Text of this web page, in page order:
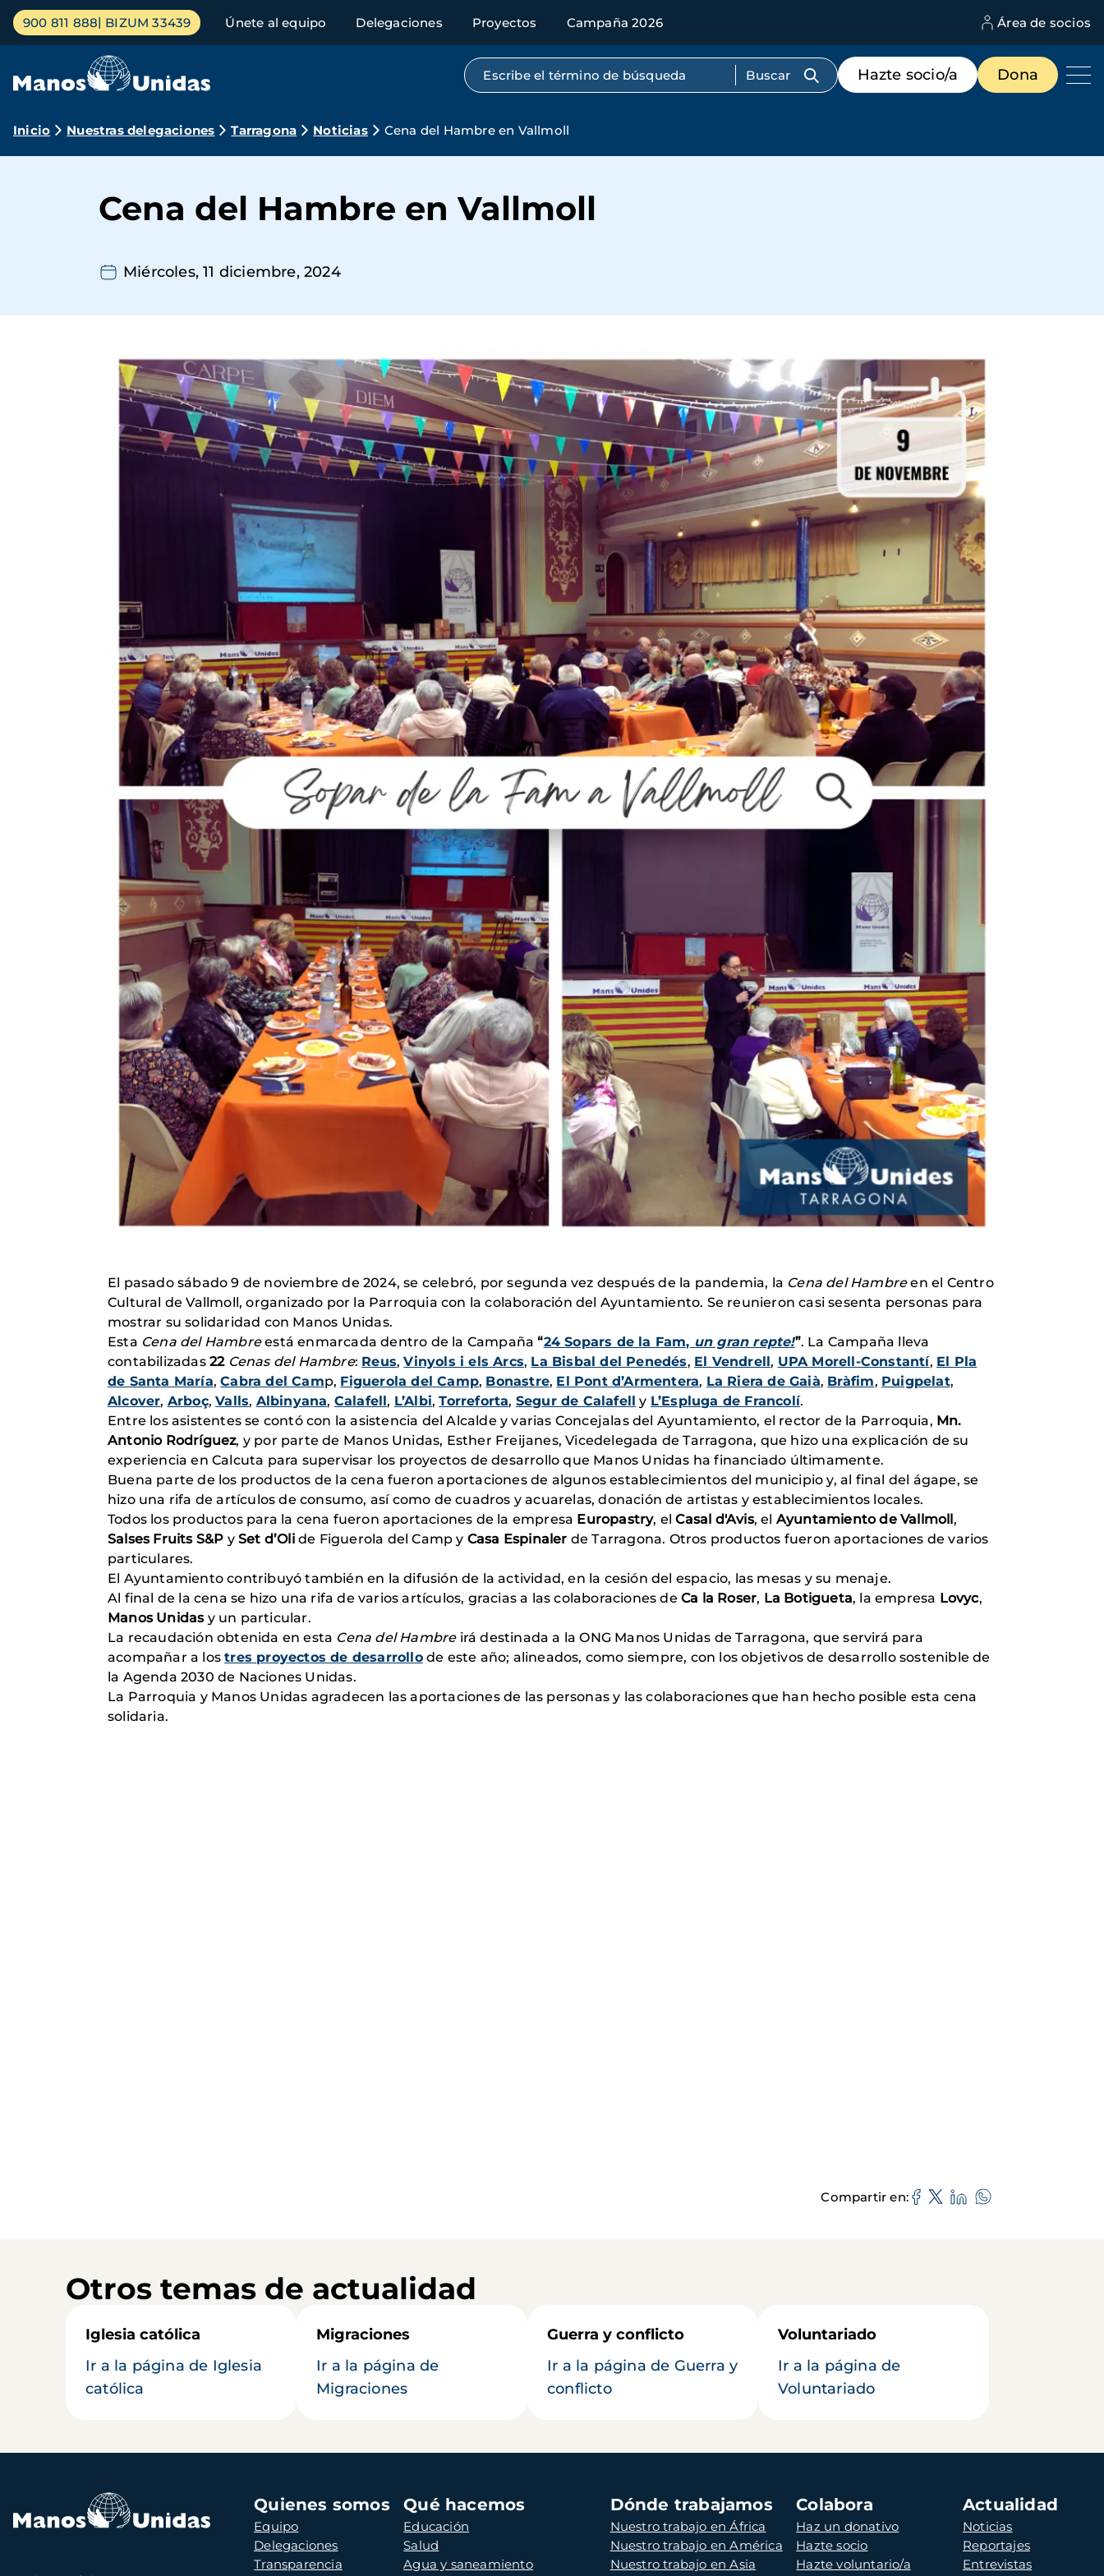
Pasar
contenido
Menú
principal
900 811 888 BIZUM 33439 Únete al equipo Delegaciones Proyectos Campaña 2026 Área de socios
Búsqueda por texto completo
Menú
de
destacados
Hazte socio/a Dona
Ruta
navegación
Inicio Nuestras delegaciones Tarragona Noticias Cena del Hambre en Vallmoll
Cena del Hambre en Vallmoll
Miércoles, 11 diciembre, 2024
El pasado sábado 9 de noviembre de 2024, se celebró, por segunda vez después de la pandemia, la Cena del Hambreen el Centro
Cultural de Vallmoll, organizado por la Parroquia con la colaboración del Ayuntamiento. Se reunieron casi sesenta personas para
mostrar su solidaridad con Manos Unidas.
Esta Cena del Hambreestá enmarcada dentro de la Campaña “24 Sopars de la Fam, un gran repte!”. La Campaña lleva
contabilizadas 22 Cenas del Hambre: Reus,Vinyols i els Arcs, La Bisbal del Penedés, El Vendrell, UPA Morell-Constantí, El Pla
de Santa María,Cabra del Camp, Figuerola del Camp, Bonastre, El Pont d’Armentera, La Riera de Gaià, Bràfim, Puigpelat,
Alcover, Arboç,Valls, Albinyana, Calafell, L’Albi,Torreforta, Segur de Calafell y L’Espluga de Francolí.
Entre los asistentes se contó con la asistencia del Alcalde y varias Concejalas del Ayuntamiento, el rector de la Parroquia, Mn.
Antonio Rodríguez, y por parte de Manos Unidas, Esther Freijanes, Vicedelegada de Tarragona, que hizo una explicación de su
experiencia en Calcuta para supervisar los proyectos de desarrollo que Manos Unidas ha financiado últimamente.
Buena parte de los productos de la cena fueron aportaciones de algunos establecimientos del municipio y, al final del ágape, se
hizo una rifa de artículos de consumo, así como de cuadros y acuarelas, donación de artistas y establecimientos locales.
Todos los productos para la cena fueron aportaciones de la empresa Europastry, elCasal d'Avis, el Ayuntamiento de Vallmoll,
Salses Fruits S&P ySet d’Olide Figuerola del Camp y Casa Espinaler de Tarragona. Otros productos fueron aportaciones de varios
particulares.
El Ayuntamiento contribuyó también en la difusión de la actividad, en la cesión del espacio, las mesas y su menaje.
Al final de la cena se hizo una rifa de varios artículos, gracias a las colaboraciones de Ca la Roser, La Botigueta, la empresa Lovyc,
Manos Unidasy un particular.
La recaudación obtenida en esta Cena del Hambreirá destinada a la ONG Manos Unidas de Tarragona, que servirá para
acompañar a lostres proyectos de desarrollode este año; alineados, como siempre, con los objetivos de desarrollo sostenible de
la Agenda 2030 de Naciones Unidas.
La Parroquia y Manos Unidas agradecen las aportaciones de las personas y las colaboraciones que han hecho posible esta cena
solidaria.
Compartir en
Otros temas de actualidad
Iglesia católica
Ir a la página de Iglesia
católica
Migraciones
Ir a la página de
Migraciones
Guerra y conflicto
Ir a la página de Guerra y
conflicto
Voluntariado
Ir a la página de
Voluntariado
Navegación
principal
Quienes somos
Equipo
Delegaciones
Transparencia
Qué hacemos
Educación
Salud
Agua y saneamiento
Dónde trabajamos
Nuestro trabajo en África
Nuestro trabajo en América
Nuestro trabajo en Asia
Colabora
Haz un donativo
Hazte socio
Hazte voluntario/a
Actualidad
Noticias
Reportajes
Entrevistas